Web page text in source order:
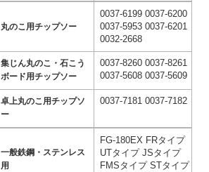
丸のこ用チップソー
0037-6199 0037-6200
0037-5953 0037-6201
0032-2668
集じん丸のこ・石こう
ボード用チップソー
0037-8260 0037-8261
0037-5608 0037-5609
卓上丸のこ用チップソ
ー
0037-7181 0037-7182
一般鉄鋼・ステンレス
用
FG-180EX FRタイプ
UTタイプ JSタイプ
FMSタイプ STタイプ